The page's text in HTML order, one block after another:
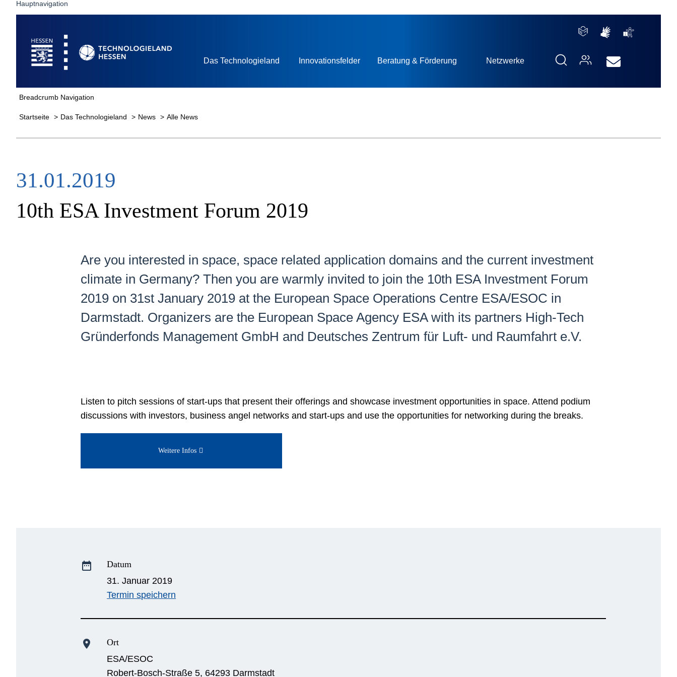
Hauptnavigation
Startseite
Das Technologieland Innovationsfelder Beratung & Förderung Netzwerke
Breadcrumb Navigation
Startseite Das Technologieland News Alle News
31.01.2019
10th ESA Investment Forum 2019
Are you interested in space, space related application domains and the current investment
climate in Germany? Then you are warmly invited to join the 10th ESA Investment Forum
2019 on 31st January 2019 at the European Space Operations Centre ESA/ESOC in
Darmstadt. Organizers are the European Space Agency ESA with its partners High-Tech
Gründerfonds Management GmbH and Deutsches Zentrum für Luft- und Raumfahrt e.V.
Listen to pitch sessions of start-ups that present their offerings and showcase investment opportunities in space. Attend podium
discussions with investors, business angel networks and start-ups and use the opportunities for networking during the breaks.
Weitere Infos
date_range
Datum
31. Januar 2019
Termin speichern
location_on
Ort
ESA/ESOC
Robert-Bosch-Straße 5, 64293 Darmstadt